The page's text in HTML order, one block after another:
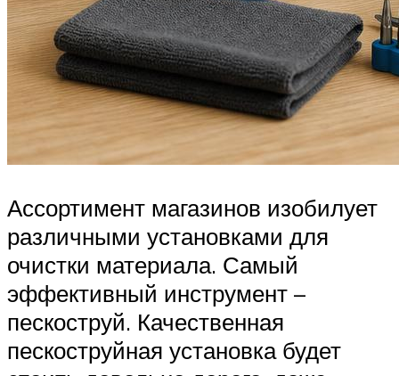
Ассортимент магазинов изобилует
различными установками для
очистки материала. Самый
эффективный инструмент –
пескоструй. Качественная
пескоструйная установка будет